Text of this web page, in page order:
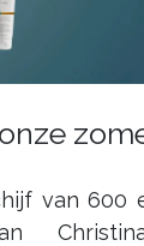
van 600